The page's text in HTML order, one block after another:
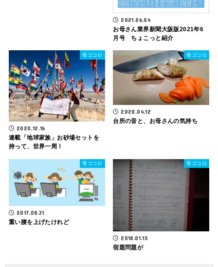
2021.06.04
お母さん業界新聞大阪版2021年6
月号 ちょこっと紹介
母ゴコロ
2020.12.16
連載「地球家族」お砂場セットを
持って、世界一周！
母ゴコロ
2020.04.12
台所の音と、お母さんの気持ち
母ゴコロ
2017.08.31
重い腰を上げたけれど
母ゴコロ
2018.01.15
宿題問題が